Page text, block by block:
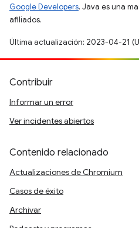
Google Developers. Java es una
afiliados.
Última actualización: 2023-04-21
Contribuir
Informar un error
Ver incidentes abiertos
Contenido relacionado
Actualizaciones de Chromium
Casos de éxito
Archivar